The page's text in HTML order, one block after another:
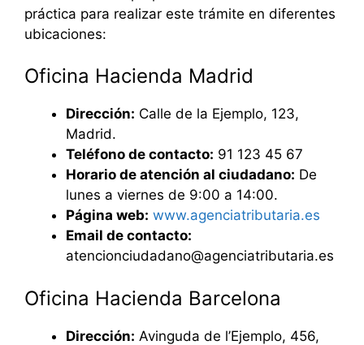
práctica para realizar este trámite en diferentes
ubicaciones:
Oficina Hacienda Madrid
Dirección: Calle de la Ejemplo, 123,
Madrid.
Teléfono de contacto: 91 123 45 67
Horario de atención al ciudadano: De
lunes a viernes de 9:00 a 14:00.
Página web: www.agenciatributaria.es
Email de contacto:
atencionciudadano@agenciatributaria.es
Oficina Hacienda Barcelona
Dirección: Avinguda de l’Ejemplo, 456,